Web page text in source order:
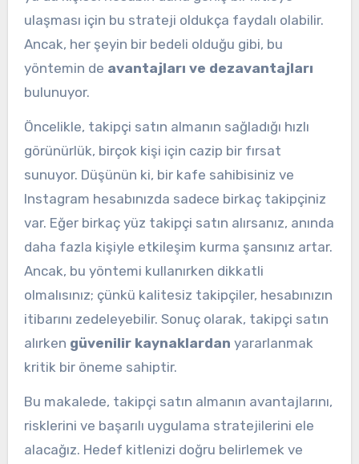
ulaşması için bu strateji oldukça faydalı olabilir.
Ancak, her şeyin bir bedeli olduğu gibi, bu
yöntemin de avantajları ve dezavantajları
bulunuyor.
Öncelikle, takipçi satın almanın sağladığı hızlı
görünürlük, birçok kişi için cazip bir fırsat
sunuyor. Düşünün ki, bir kafe sahibisiniz ve
Instagram hesabınızda sadece birkaç takipçiniz
var. Eğer birkaç yüz takipçi satın alırsanız, anında
daha fazla kişiyle etkileşim kurma şansınız artar.
Ancak, bu yöntemi kullanırken dikkatli
olmalısınız; çünkü kalitesiz takipçiler, hesabınızın
itibarını zedeleyebilir. Sonuç olarak, takipçi satın
alırken güvenilir kaynaklardan yararlanmak
kritik bir öneme sahiptir.
Bu makalede, takipçi satın almanın avantajlarını,
risklerini ve başarılı uygulama stratejilerini ele
alacağız. Hedef kitlenizi doğru belirlemek ve